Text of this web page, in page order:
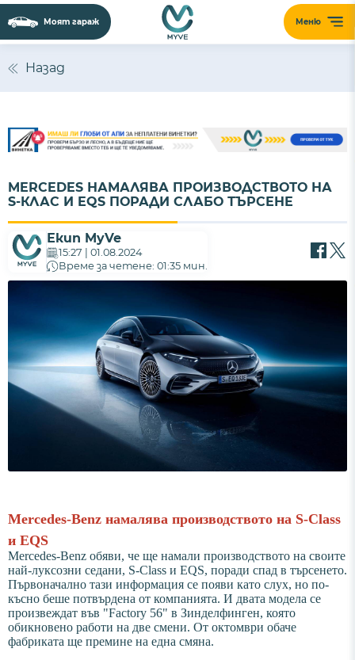
Меню
Моят гараж
Назад
MERCEDES НАМАЛЯВА ПРОИЗВОДСТВОТО НА
S-КЛАС И EQS ПОРАДИ СЛАБО ТЪРСЕНЕ
Екип MyVe
15:27 | 01.08.2024
Време за четене: 01:35 мин.
Mercedes-Benz намалява производството на S-Class
и EQS
Mercedes-Benz обяви, че ще намали производството на своите
най-луксозни седани, S-Class и EQS, поради спад в търсенето.
Първоначално тази информация се появи като слух, но по-
късно беше потвърдена от компанията. И двата модела се
произвеждат във "Factory 56" в Зинделфинген, която
обикновено работи на две смени. От октомври обаче
фабриката ще премине на една смяна.